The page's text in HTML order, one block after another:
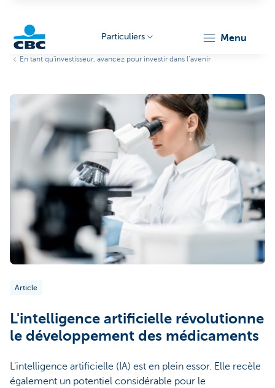
Particuliers menu
En tant qu'investisseur, avancez pour investir dans l’avenir
Article
L'intelligence artificielle révolutionne
le développement des médicaments
L'intelligence artificielle (IA) est en plein essor. Elle recèle
également un potentiel considérable pour le